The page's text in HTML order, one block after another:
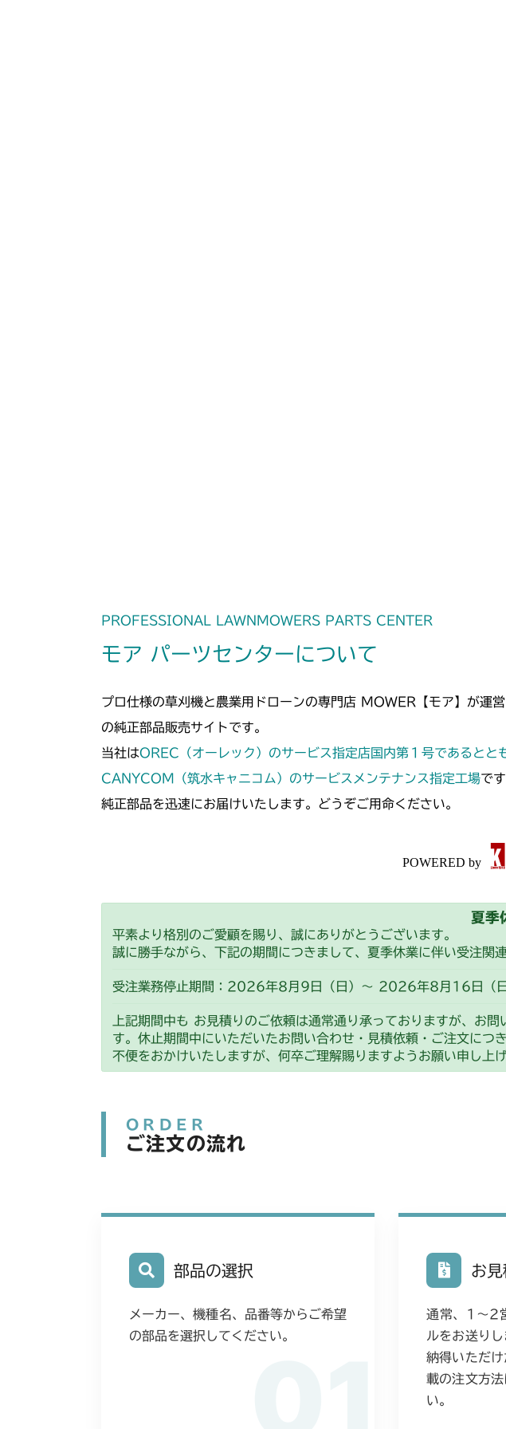
PROFESSIONAL LAWNMOWERS PARTS CENTER
モア パーツセンターについて
プロ仕様の草刈機と農業用ドローンの専門店 MOWER【モア】が運
の純正部品販売サイトです。
当社はOREC（オーレック）のサービス指定店国内第１号であるとと
CANYCOM（筑水キャニコム）のサービスメンテナンス指定工場で
純正部品を迅速にお届けいたします。どうぞご用命ください。
夏季
平素より格別のご愛顧を賜り、誠にありがとうございます。
誠に勝手ながら、下記の期間につきまして、夏季休業に伴い受注関
受注業務停止期間：2026年8月9日（日）～ 2026年8月16日（日
上記期間中も お見積りのご依頼は通常通り承っておりますが、お
す。休止期間中にいただいたお問い合わせ・見積依頼・ご注文に
不便をおかけいたしますが、何卒ご理解賜りますようお願い申し上げ
ORDER
ご注文の流れ
部品の選択
メーカー、機種名、品番等からご希望
の部品を選択してください。
お見
通常、1〜2
ルをお送り
納得いただ
載の注文方
い。